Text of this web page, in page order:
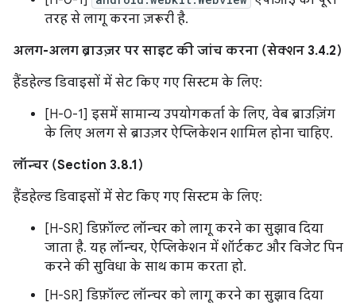
तरह से लागू करना ज़रूरी है.
अलग-अलग ब्राउज़र पर साइट की जांच करना (सेक्शन 3.4.2)
हैंडहेल्ड डिवाइसों में सेट किए गए सिस्टम के लिए:
[H-0-1] इसमें सामान्य उपयोगकर्ता के लिए, वेब ब्राउज़िंग
के लिए अलग से ब्राउज़र ऐप्लिकेशन शामिल होना चाहिए.
लॉन्चर (Section 3.8.1)
हैंडहेल्ड डिवाइसों में सेट किए गए सिस्टम के लिए:
[H-SR] डिफ़ॉल्ट लॉन्चर को लागू करने का सुझाव दिया
जाता है. यह लॉन्चर, ऐप्लिकेशन में शॉर्टकट और विजेट पिन
करने की सुविधा के साथ काम करता हो.
[H-SR] डिफ़ॉल्ट लॉन्चर को लागू करने का सुझाव दिया